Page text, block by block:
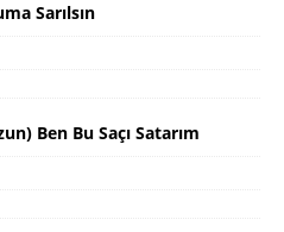
Sarılsın
Ben Bu Saçı Satarım